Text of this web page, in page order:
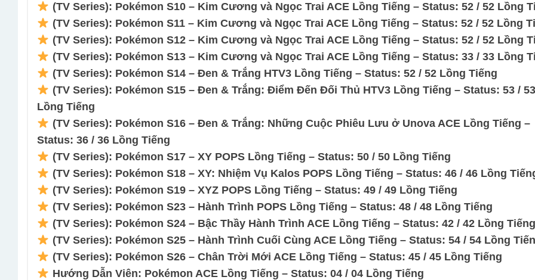
(TV Series): Pokémon S10 – Kim Cương và Ngọc Trai ACE Lồng Tiếng – Status: 52 / 52 Lồng
(TV Series): Pokémon S11 – Kim Cương và Ngọc Trai ACE Lồng Tiếng – Status: 52 / 52 Lồng
(TV Series): Pokémon S12 – Kim Cương và Ngọc Trai ACE Lồng Tiếng – Status: 52 / 52 Lồng
(TV Series): Pokémon S13 – Kim Cương và Ngọc Trai ACE Lồng Tiếng – Status: 33 / 33 Lồng
(TV Series): Pokémon S14 – Đen & Trắng HTV3 Lồng Tiếng – Status: 52 / 52 Lồng Tiếng
(TV Series): Pokémon S15 – Đen & Trắng: Điểm Đến Đối Thủ HTV3 Lồng Tiếng – Status: 53 / 53
Lồng Tiếng
(TV Series): Pokémon S16 – Đen & Trắng: Những Cuộc Phiêu Lưu ở Unova ACE Lồng Tiếng –
Status: 36 / 36 Lồng Tiếng
(TV Series): Pokémon S17 – XY POPS Lồng Tiếng – Status: 50 / 50 Lồng Tiếng
(TV Series): Pokémon S18 – XY: Nhiệm Vụ Kalos POPS Lồng Tiếng – Status: 46 / 46 Lồng
(TV Series): Pokémon S19 – XYZ POPS Lồng Tiếng – Status: 49 / 49 Lồng Tiếng
(TV Series): Pokémon S23 – Hành Trình POPS Lồng Tiếng – Status: 48 / 48 Lồng Tiếng
(TV Series): Pokémon S24 – Bậc Thầy Hành Trình ACE Lồng Tiếng – Status: 42 / 42 Lồng Tiếng
(TV Series): Pokémon S25 – Hành Trình Cuối Cùng ACE Lồng Tiếng – Status: 54 / 54 Lồng
(TV Series): Pokémon S26 – Chân Trời Mới ACE Lồng Tiếng – Status: 45 / 45 Lồng Tiếng
Hướng Dẫn Viên: Pokémon ACE Lồng Tiếng – Status: 04 / 04 Lồng Tiếng